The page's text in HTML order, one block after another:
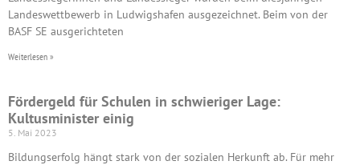
Landeswettbewerb in Ludwigshafen ausgezeichnet. Beim von der
BASF SE ausgerichteten
Weiterlesen »
Fördergeld für Schulen in schwieriger Lage:
Kultusminister einig
5. Mai 2023
Bildungserfolg hängt stark von der sozialen Herkunft ab. Für mehr